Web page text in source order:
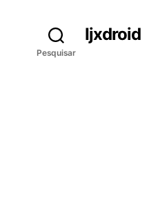
Pesquisar
Ijxdroid